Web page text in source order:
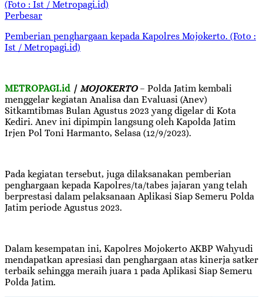
Perbesar
Pemberian penghargaan kepada Kapolres Mojokerto. (Foto :
Ist / Metropagi.id)
METROPAGI.id| MOJOKERTO– Polda Jatim kembali
menggelar kegiatan Analisa dan Evaluasi (Anev)
Sitkamtibmas Bulan Agustus 2023 yang digelar di Kota
Kediri. Anev ini dipimpin langsung oleh Kapolda Jatim
Irjen Pol Toni Harmanto, Selasa (12/9/2023).
Pada kegiatan tersebut, juga dilaksanakan pemberian
penghargaan kepada Kapolres/ta/tabes jajaran yang telah
berprestasi dalam pelaksanaan Aplikasi Siap Semeru Polda
Jatim periode Agustus 2023.
Dalam kesempatan ini, Kapolres Mojokerto AKBP Wahyudi
mendapatkan apresiasi dan penghargaan atas kinerja satker
terbaik sehingga meraih juara 1 pada Aplikasi Siap Semeru
Polda Jatim.